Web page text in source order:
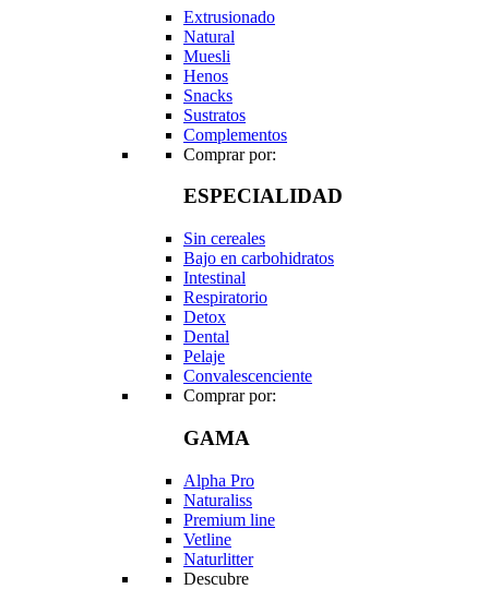
Extrusionado
Natural
Muesli
Henos
Snacks
Sustratos
Complementos
Comprar por:
ESPECIALIDAD
Sin cereales
Bajo en carbohidratos
Intestinal
Respiratorio
Detox
Dental
Pelaje
Convalescenciente
Comprar por:
GAMA
Alpha Pro
Naturaliss
Premium line
Vetline
Naturlitter
Descubre